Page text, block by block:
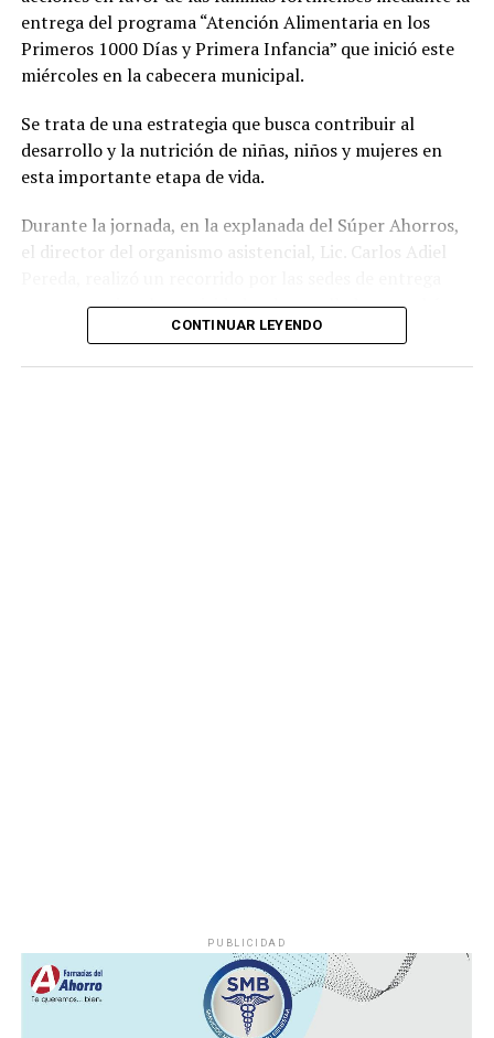
entrega del programa “Atención Alimentaria en los
Primeros 1000 Días y Primera Infancia” que inició este
miércoles en la cabecera municipal.
Se trata de una estrategia que busca contribuir al
desarrollo y la nutrición de niñas, niños y mujeres en
esta importante etapa de vida.
Durante la jornada, en la explanada del Súper Ahorros,
el director del organismo asistencial, Lic. Carlos Adiel
para supervisar las actividades desarrolladas por el área
de Plan Alimentario, reconociendo el compromiso y la
CONTINUAR LEYENDO
PUBLICIDAD